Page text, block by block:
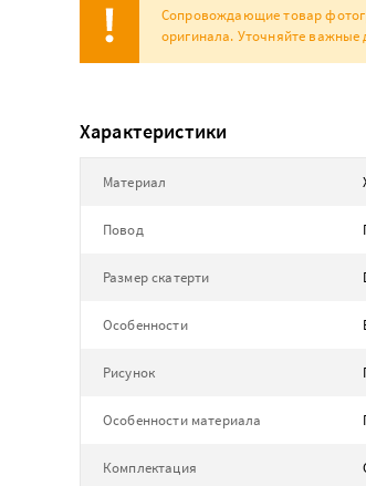
Сопровождающие товар
оригинала. Уточняйте
Характеристики
Материал
Повод
Размер скатерти
Особенности
Рисунок
Особенности материала
Комплектация